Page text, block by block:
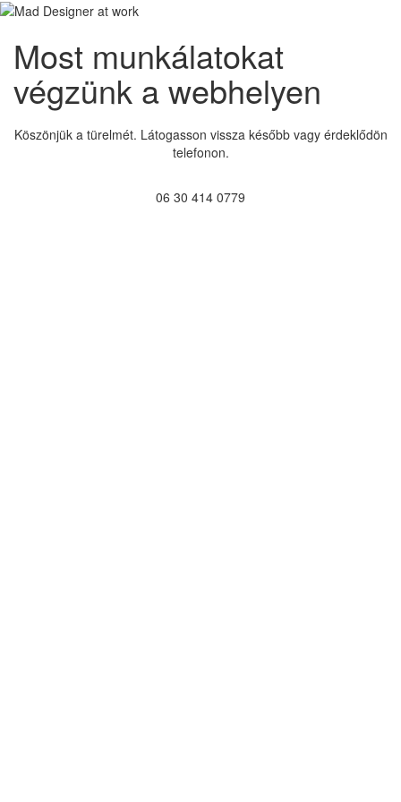
Most munkálatokat
végzünk a webhelyen
Köszönjük a türelmét. Látogasson vissza később vagy érdeklődön
telefonon.
06 30 414 0779